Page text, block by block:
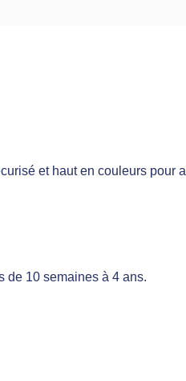
dispose:
et haut en couleurs pour
de 10 semaines à 4 ans.